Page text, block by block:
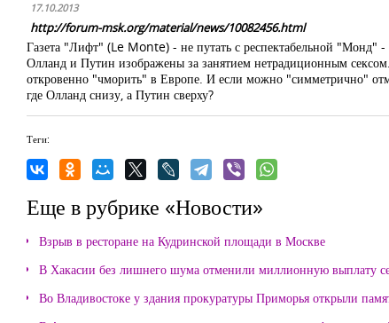
17.10.2013
http://forum-msk.org/material/news/10082456.html
Газета "Лифт" (Le Monte) - не путать с респектабельной "Монд"
Олланд и Путин изображены за занятием нетрадиционным
откровенно "чморить" в Европе. И если можно "симметрично"
где Олланд снизу, а Путин сверху?
Теги:
Еще в рубрике «Новости»
Взрыв в ресторане на Кудринской площади в Москве
В Хакасии без лишнего шума отменили миллионную выплату
Во Владивостоке у здания прокуратуры Приморья открыли